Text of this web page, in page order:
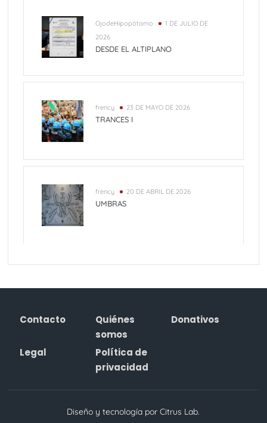
OjodeHipopótamo
1 DE JULIO DE
2026
DESDE EL ALTIPLANO
frency 23 DE MAYO DE 2026
TRANCES I
frency 20 DE ABRIL DE 2026
UMBRAS
Contacto
Quiénes
somos
Donativos
Legal
Política de
privacidad
Diseño y tecnología por Citrus Lab.